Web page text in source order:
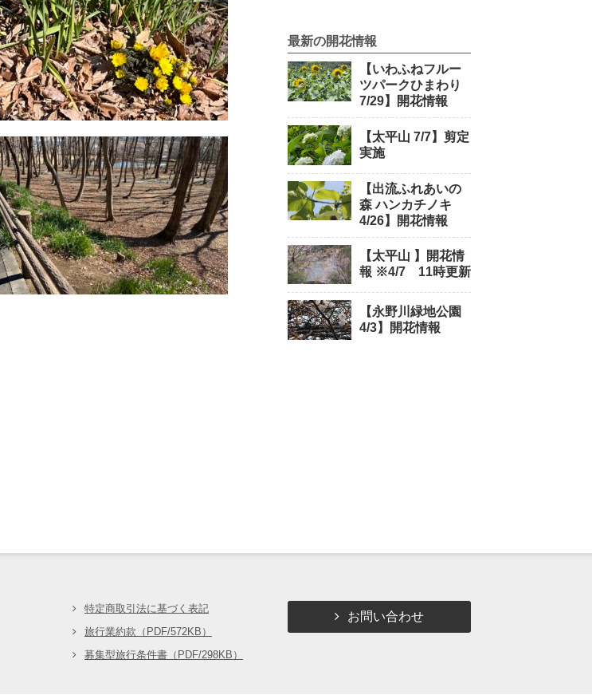
最新の開花情報
【いわふねフルー
ツパークひまわり
7/29】開花情報
【太平山 7/7】剪定
実施
【出流ふれあいの
森 ハンカチノキ
4/26】開花情報
【太平山 】開花情
報 ※4/7 11時更新
【永野川緑地公園
4/3】開花情報
特定商取引法に基づく表記
旅行業約款（PDF/572KB）
募集型旅行条件書（PDF/298KB）
お問い合わせ